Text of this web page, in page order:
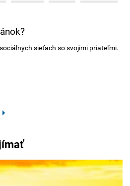
sieťach so svojimi priateľmi.